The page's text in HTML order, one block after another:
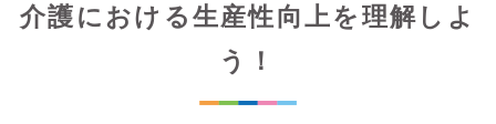
介護における生産性向上を理解しよ
う！